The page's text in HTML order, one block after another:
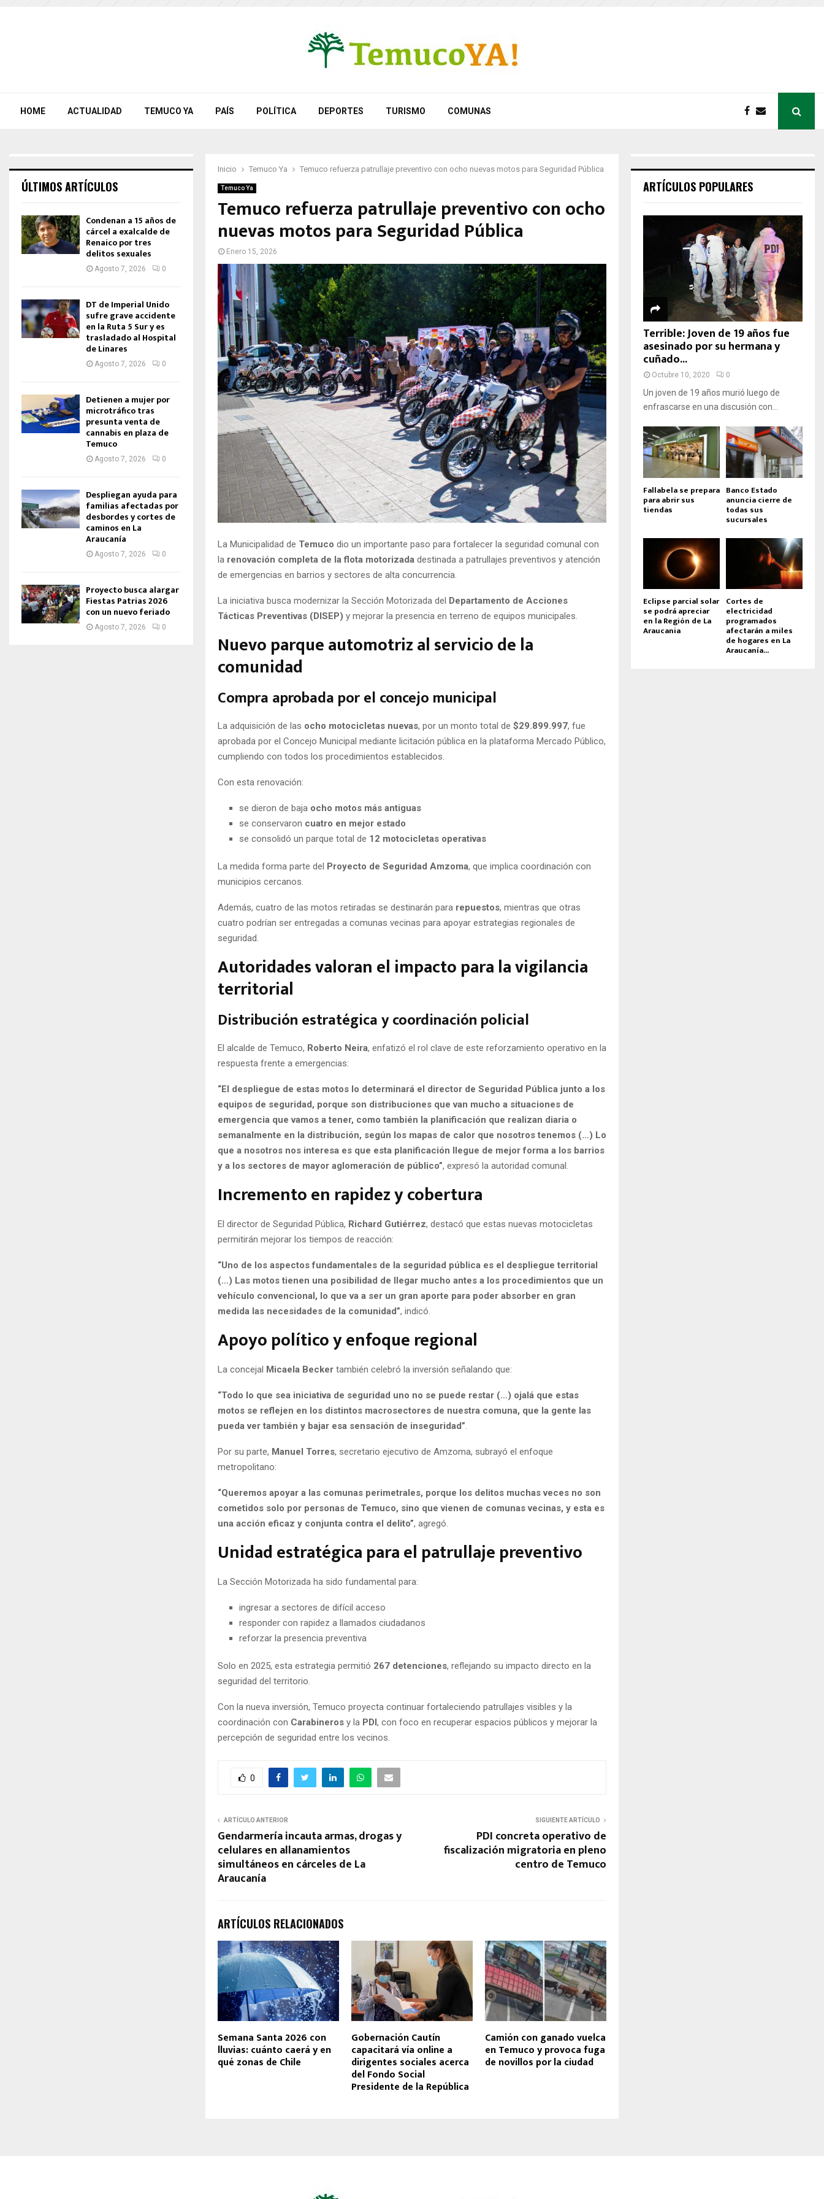
HOME ACTUALIDAD TEMUCO YA PAÍS POLÍTICA DEPORTES TURISMO COMUNAS
Inicio Temuco Ya Temuco refuerza patrullaje preventivo con ocho nuevas motos para Seguridad Pública
Temuco Ya
Temuco refuerza patrullaje preventivo con ocho
nuevas motos para Seguridad Pública
Enero 15, 2026
La Municipalidad de Temuco dio un importante paso para fortalecer la seguridad comunal con
la renovación completa de la flota motorizada destinada a patrullajes preventivos y atención
de emergencias en barrios y sectores de alta concurrencia.
La iniciativa busca modernizar la Sección Motorizada del Departamento de Acciones
Tácticas Preventivas (DISEP) y mejorar la presencia en terreno de equipos municipales.
Nuevo parque automotriz al servicio de la
comunidad
Compra aprobada por el concejo municipal
La adquisición de las ocho motocicletas nuevas, por un monto total de $29.899.997, fue
aprobada por el Concejo Municipal mediante licitación pública en la plataforma Mercado Público,
cumpliendo con todos los procedimientos establecidos.
Con esta renovación:
se dieron de baja ocho motos más antiguas
se conservaron cuatro en mejor estado
se consolidó un parque total de 12 motocicletas operativas
La medida forma parte del Proyecto de Seguridad Amzoma, que implica coordinación con
municipios cercanos.
Además, cuatro de las motos retiradas se destinarán para repuestos, mientras que otras
cuatro podrían ser entregadas a comunas vecinas para apoyar estrategias regionales de
seguridad.
Autoridades valoran el impacto para la vigilancia
territorial
Distribución estratégica y coordinación policial
El alcalde de Temuco, Roberto Neira, enfatizó el rol clave de este reforzamiento operativo en la
respuesta frente a emergencias:
“El despliegue de estas motos lo determinará el director de Seguridad Pública junto a los
equipos de seguridad, porque son distribuciones que van mucho a situaciones de
emergencia que vamos a tener, como también la planificación que realizan diaria o
semanalmente en la distribución, según los mapas de calor que nosotros tenemos (…) Lo
que a nosotros nos interesa es que esta planificación llegue de mejor forma a los barrios
y a los sectores de mayor aglomeración de público”, expresó la autoridad comunal.
Incremento en rapidez y cobertura
El director de Seguridad Pública, Richard Gutiérrez, destacó que estas nuevas motocicletas
permitirán mejorar los tiempos de reacción:
“Uno de los aspectos fundamentales de la seguridad pública es el despliegue territorial
(…) Las motos tienen una posibilidad de llegar mucho antes a los procedimientos que un
vehículo convencional, lo que va a ser un gran aporte para poder absorber en gran
medida las necesidades de la comunidad”, indicó.
Apoyo político y enfoque regional
La concejal Micaela Becker también celebró la inversión señalando que:
“Todo lo que sea iniciativa de seguridad uno no se puede restar (…) ojalá que estas
motos se reflejen en los distintos macrosectores de nuestra comuna, que la gente las
pueda ver también y bajar esa sensación de inseguridad”
Por su parte, Manuel Torres, secretario ejecutivo de Amzoma, subrayó el enfoque
metropolitano:
“Queremos apoyar a las comunas perimetrales, porque los delitos muchas veces no son
cometidos solo por personas de Temuco, sino que vienen de comunas vecinas, y esta es
una acción eficaz y conjunta contra el delito”, agregó.
Unidad estratégica para el patrullaje preventivo
La Sección Motorizada ha sido fundamental para:
ingresar a sectores de difícil acceso
responder con rapidez a llamados ciudadanos
reforzar la presencia preventiva
Solo en 2025, esta estrategia permitió 267 detenciones, reflejando su impacto directo en la
seguridad del territorio.
Con la nueva inversión, Temuco proyecta continuar fortaleciendo patrullajes visibles y la
coordinación con Carabineros y la PDI, con foco en recuperar espacios públicos y mejorar la
percepción de seguridad entre los vecinos.
0
ARTÍCULO ANTERIOR
Gendarmería incauta armas, drogas y
celulares en allanamientos
simultáneos en cárceles de La
Araucanía
SIGUIENTE ARTÍCULO
PDI concreta operativo de
fiscalización migratoria en pleno
centro de Temuco
ARTÍCULOS RELACIONADOS
Semana Santa 2026 con
lluvias: cuánto caerá y en
qué zonas de Chile
Gobernación Cautín
capacitará vía online a
dirigentes sociales acerca
del Fondo Social
Presidente de la República
Camión con ganado vuelca
en Temuco y provoca fuga
de novillos por la ciudad
ÚLTIMOS ARTÍCULOS
Condenan a 15 años de
cárcel a exalcalde de
Renaico por tres
delitos sexuales
Agosto 7, 2026 0
DT de Imperial Unido
sufre grave accidente
en la Ruta 5 Sur y es
trasladado al Hospital
de Linares
Agosto 7, 2026 0
Detienen a mujer por
microtráfico tras
presunta venta de
cannabis en plaza de
Temuco
Agosto 7, 2026 0
Despliegan ayuda para
familias afectadas por
desbordes y cortes de
caminos en La
Araucanía
Agosto 7, 2026 0
Proyecto busca alargar
Fiestas Patrias 2026
con un nuevo feriado
Agosto 7, 2026 0
ARTÍCULOS POPULARES
Terrible: Joven de 19 años fue
asesinado por su hermana y
cuñado...
Octubre 10, 2020 0
Un joven de 19 años murió luego de
enfrascarse en una discusión con...
Fallabela se prepara
para abrir sus
tiendas
Banco Estado
anuncia cierre de
todas sus
sucursales
Eclipse parcial solar
se podrá apreciar
en la Región de La
Araucania
Cortes de
electricidad
programados
afectarán a miles
de hogares en La
Araucanía...